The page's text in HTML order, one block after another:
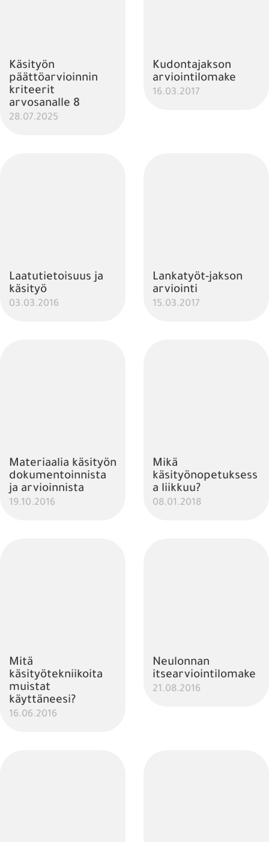
Käsityön
päättöarvioinnin
kriteerit
arvosanalle 8
28.07.2025
Kudontajakson
arviointilomake
16.03.2017
Laatutietoisuus ja
käsityö
03.03.2016
Lankatyöt-jakson
arviointi
15.03.2017
Materiaalia käsityön
dokumentoinnista
ja arvioinnista
19.10.2016
Mikä
käsityönopetuksess
a liikkuu?
08.01.2018
Mitä
käsityötekniikoita
muistat
käyttäneesi?
16.06.2016
Neulonnan
itsearviointilomake
21.08.2016